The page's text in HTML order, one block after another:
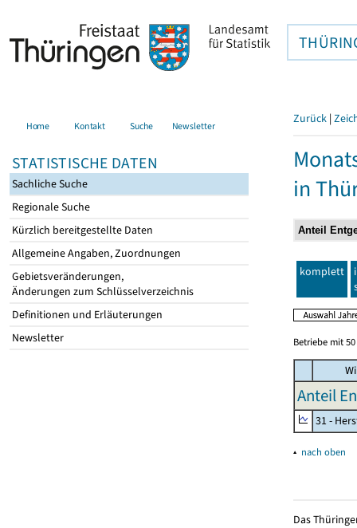
Home Kontakt Suche Newsletter
STATISTISCHE DATEN
Sachliche Suche
Regionale Suche
Kürzlich bereitgestellte Daten
Allgemeine Angaben, Zuordnungen
Gebietsveränderungen,
Änderungen zum Schlüsselverzeichnis
Definitionen und Erläuterungen
Newsletter
Zurück |
in
komplett
Betriebe mit
Anteil
31 -
▴ nach oben
Das